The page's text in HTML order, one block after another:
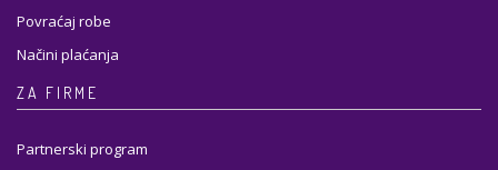
Povraćaj robe
Načini plaćanja
ZA FIRME
Partnerski program